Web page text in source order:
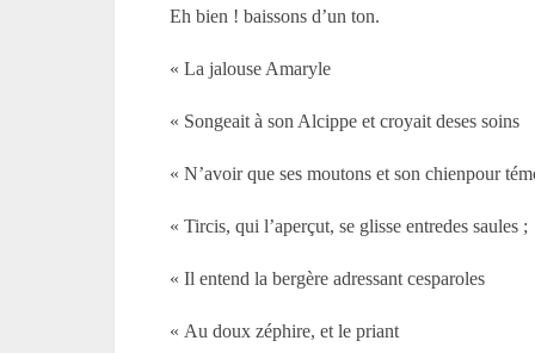
Eh bien ! baissons d’un ton.
« La jalouse Amaryle
« Songeait à son Alcippe et croyait deses soins
« N’avoir que ses moutons et son chienpour
« Tircis, qui l’aperçut, se glisse entredes saules ;
« Il entend la bergère adressant cesparoles
« Au doux zéphire, et le priant